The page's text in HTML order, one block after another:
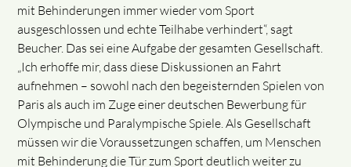
mit Behinderungen immer wieder vom Sport
ausgeschlossen und echte Teilhabe verhindert“, sagt
Beucher. Das sei eine Aufgabe der gesamten Gesellschaft.
„Ich erhoffe mir, dass diese Diskussionen an Fahrt
aufnehmen – sowohl nach den begeisternden Spielen von
Paris als auch im Zuge einer deutschen Bewerbung für
Olympische und Paralympische Spiele. Als Gesellschaft
müssen wir die Voraussetzungen schaffen, um Menschen
mit Behinderung die Tür zum Sport deutlich weiter zu